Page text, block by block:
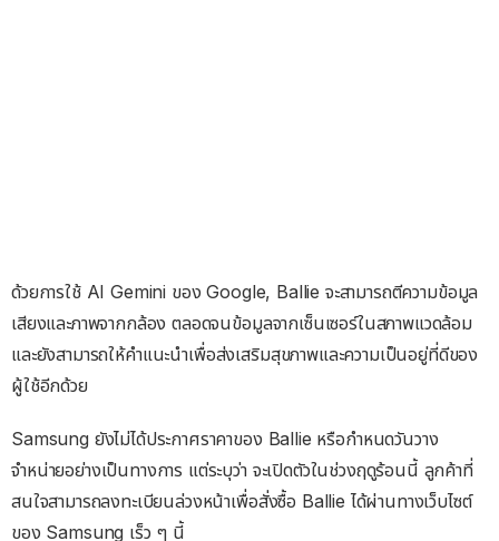
ด้วยการใช้ AI Gemini ของ Google, Ballie จะสามารถตีความข้อมูล
เสียงและภาพจากกล้อง ตลอดจนข้อมูลจากเซ็นเซอร์ในสภาพแวดล้อม
และยังสามารถให้คำแนะนำเพื่อส่งเสริมสุขภาพและความเป็นอยู่ที่ดีของ
ผู้ใช้อีกด้วย
Samsung ยังไม่ได้ประกาศราคาของ Ballie หรือกำหนดวันวาง
จำหน่ายอย่างเป็นทางการ แต่ระบุว่า จะเปิดตัวในช่วงฤดูร้อนนี้ ลูกค้าที่
สนใจสามารถลงทะเบียนล่วงหน้าเพื่อสั่งซื้อ Ballie ได้ผ่านทางเว็บไซต์
ของ Samsung เร็ว ๆ นี้